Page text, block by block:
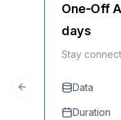
One-Off
days
Stay
Data
Duration
Previous slide